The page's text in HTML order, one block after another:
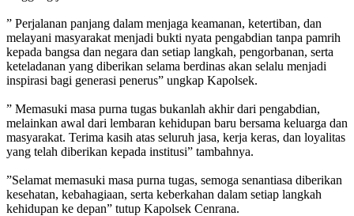
‎” Perjalanan panjang dalam menjaga keamanan, ketertiban, dan
melayani masyarakat menjadi bukti nyata pengabdian tanpa pamrih
kepada bangsa dan negara dan setiap langkah, pengorbanan, serta
keteladanan yang diberikan selama berdinas akan selalu menjadi
inspirasi bagi generasi penerus” ungkap Kapolsek.
‎” Memasuki masa purna tugas bukanlah akhir dari pengabdian,
melainkan awal dari lembaran kehidupan baru bersama keluarga dan
masyarakat. Terima kasih atas seluruh jasa, kerja keras, dan loyalitas
yang telah diberikan kepada institusi” tambahnya.
‎”Selamat memasuki masa purna tugas, semoga senantiasa diberikan
kesehatan, kebahagiaan, serta keberkahan dalam setiap langkah
kehidupan ke depan” tutup Kapolsek Cenrana.